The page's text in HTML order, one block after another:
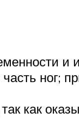
и
ног;
как